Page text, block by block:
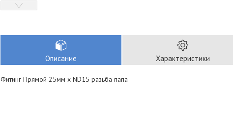
Описание Характеристики
Фитинг Прямой 25мм x ND15 разьба папа